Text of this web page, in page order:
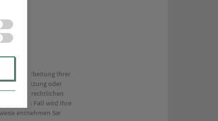
zur Bearbeitung Ihrer
Nutzung oder
steuerrechtlichen
in diesem Fall wird Ihre
entnehmen Sie